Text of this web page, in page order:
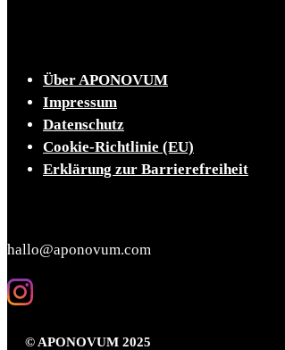
Über APONOVUM
Impressum
Datenschutz
Cookie-Richtlinie (EU)
Erklärung zur Barrierefreiheit
hallo@aponovum.com
© APONOVUM 2025